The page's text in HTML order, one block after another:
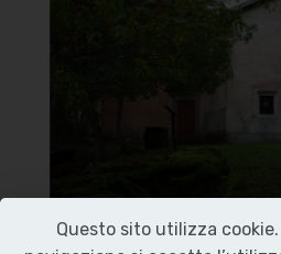
Santuario con ex
Clicca per
Questo sito utilizza